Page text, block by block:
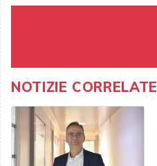
NOTIZIE CORRELATE